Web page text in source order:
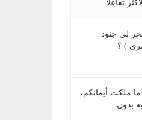
الأكثر تفاعلاً
لي جنود
) ؟
ملكت أيمانكم،
بدون...